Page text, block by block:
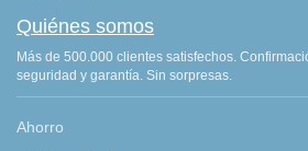
Quiénes somos
Más de 500.000 clientes satisfechos.
seguridad y garantía. Sin sorpresas.
Ahorro